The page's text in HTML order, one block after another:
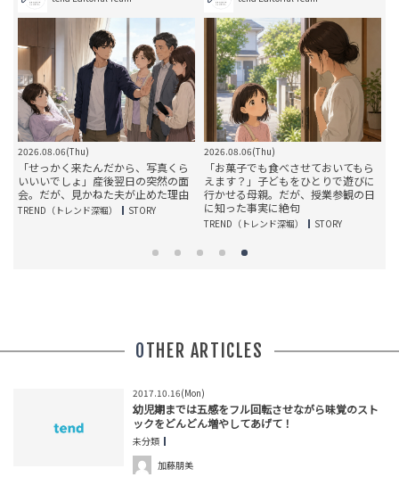
2026.08.06(Thu)
「せっかく来たんだから、写真くら
いいいでしょ」産後翌日の突然の面
会。だが、見かねた夫が止めた理由
TREND（トレンド深堀） STORY
2026.08.06(Thu)
「お菓子でも食べさせておいてもら
えます？」子どもをひとりで遊びに
行かせる母親。だが、授業参観の日
に知った事実に絶句
TREND（トレンド深堀） STORY
OTHER ARTICLES
2017.10.16(Mon)
幼児期までは五感をフル回転させながら味覚のスト
ックをどんどん増やしてあげて！
未分類
加藤朋美